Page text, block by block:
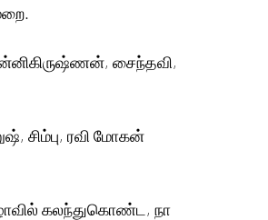
சைந்தவி,
கலந்துகொண்ட, நா